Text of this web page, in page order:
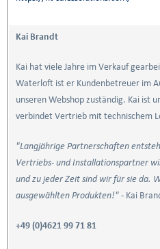
Kai Brandt
Kai hat viele Jahre im Verkauf
Waterloft ist er Kundenbetreuer im
unseren Webshop zuständig. Kai ist
verbindet Vertrieb mit technischem
"Langjährige Partnerschaften
Vertriebs- und Installationspartner
und zu jeder Zeit sind wir für sie da.
ausgewählten Produkten!" - Kai
+49 (0)4621 99 71 81